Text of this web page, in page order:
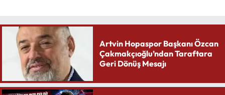
Artvin Hopaspor Başkanı Özcan
Çakmakçıoğlu’ndan Taraftara
Geri Dönüş Mesajı